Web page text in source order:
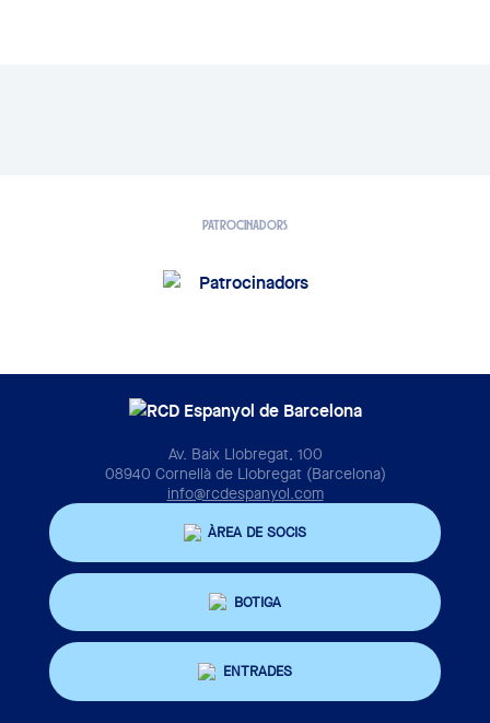
PATROCINADORS
Av. Baix Llobregat, 100
08940 Cornellà de Llobregat (Barcelona)
info@rcdespanyol.com
ÀREA DE SOCIS
BOTIGA
ENTRADES